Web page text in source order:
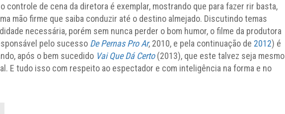
controle de cena da diretora é exemplar, mostrando que para fazer rir basta,
mão firme que saiba conduzir até o destino almejado. Discutindo temas
necessária, porém sem nunca perder o bom humor, o filme da produtora
pelo sucesso De Pernas Pro Ar, 2010, e pela continuação de 2012) é
após o bem sucedido Vai Que Dá Certo(2013), que este talvez seja mesmo
E tudo isso com respeito ao espectador e com inteligência na forma e no